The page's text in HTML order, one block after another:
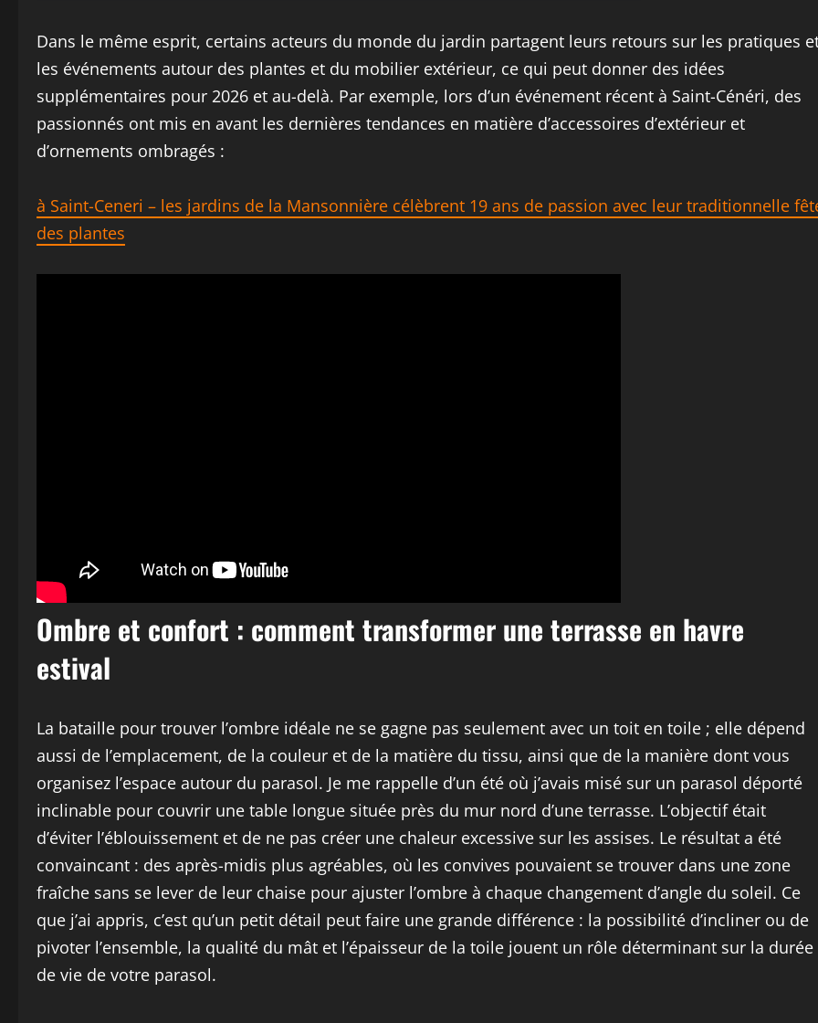
Dans le même esprit, certains acteurs du monde du jardin partagent leurs retours sur les pratiques
les événements autour des plantes et du mobilier extérieur, ce qui peut donner des idées
supplémentaires pour 2026 et au-delà. Par exemple, lors d’un événement récent à Saint-Cénéri, des
passionnés ont mis en avant les dernières tendances en matière d’accessoires d’extérieur et
d’ornements ombragés :
à Saint-Ceneri – les jardins de la Mansonnière célèbrent 19 ans de passion avec leur traditionnelle
des plantes
Ombre et confort : comment transformer une terrasse en havre
estival
La bataille pour trouver l’ombre idéale ne se gagne pas seulement avec un toit en toile ; elle dépend
aussi de l’emplacement, de la couleur et de la matière du tissu, ainsi que de la manière dont vous
organisez l’espace autour du parasol. Je me rappelle d’un été où j’avais misé sur un parasol déporté
inclinable pour couvrir une table longue située près du mur nord d’une terrasse. L’objectif était
d’éviter l’éblouissement et de ne pas créer une chaleur excessive sur les assises. Le résultat a été
convaincant : des après-midis plus agréables, où les convives pouvaient se trouver dans une zone
fraîche sans se lever de leur chaise pour ajuster l’ombre à chaque changement d’angle du soleil. Ce
que j’ai appris, c’est qu’un petit détail peut faire une grande différence : la possibilité d’incliner ou de
pivoter l’ensemble, la qualité du mât et l’épaisseur de la toile jouent un rôle déterminant sur la durée
de vie de votre parasol.